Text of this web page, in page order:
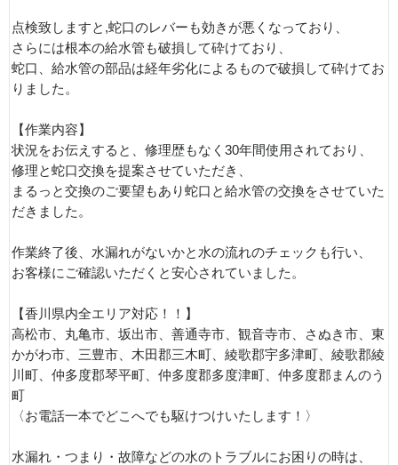
点検致しますと,蛇口のレバーも効きが悪くなっており、
さらには根本の給水管も破損して砕けており、
蛇口、給水管の部品は経年劣化によるもので破損して砕けてお
りました。
【作業内容】
状況をお伝えすると、修理歴もなく30年間使用されており、
修理と蛇口交換を提案させていただき、
まるっと交換のご要望もあり蛇口と給水管の交換をさせていた
だきました。
作業終了後、水漏れがないかと水の流れのチェックも行い、
お客様にご確認いただくと安心されていました。
【香川県内全エリア対応！！】
高松市、丸亀市、坂出市、善通寺市、観音寺市、さぬき市、東
かがわ市、三豊市、木田郡三木町、綾歌郡宇多津町、綾歌郡綾
川町、仲多度郡琴平町、仲多度郡多度津町、仲多度郡まんのう
町
〈お電話一本でどこへでも駆けつけいたします！〉
水漏れ・つまり・故障などの水のトラブルにお困りの時は、